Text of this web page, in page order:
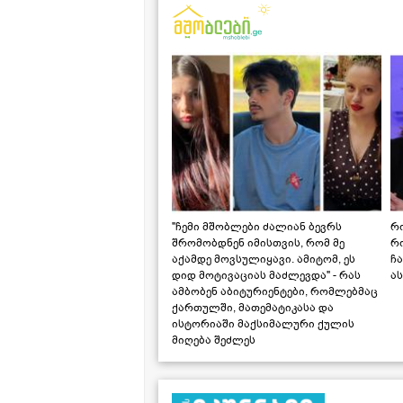
"ჩემი მშობლები ძალიან ბევრს
შრომობდნენ იმისთვის, რომ მე
აქამდე მოვსულიყავი. ამიტომ, ეს
დიდ მოტივაციას მაძლევდა" - რას
ამბობენ აბიტურიენტები, რომლებმაც
ქართულში, მათემატიკასა და
ისტორიაში მაქსიმალური ქულის
მიღება შეძლეს